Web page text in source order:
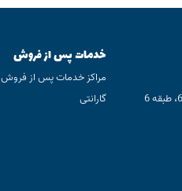
خدمات پس از فروش
مراکز خدمات پس از فروش
گارانتی